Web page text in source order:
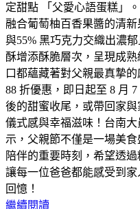
定甜點 「父愛心語蛋糕」
融合葡萄柚百香果醬的清
與55% 黑巧克力交織出濃
酥增添酥脆層次，呈現成
口都蘊藏著對父親最真摯
88 折優惠，即日起至 8 月
後的甜蜜收尾，或帶回家
儀式感與幸福滋味！台南
示，父親節不僅是一場美
陪伴的重要時刻，希望透
讓每一位爸爸都能感受到
回憶！
繼續閱讀